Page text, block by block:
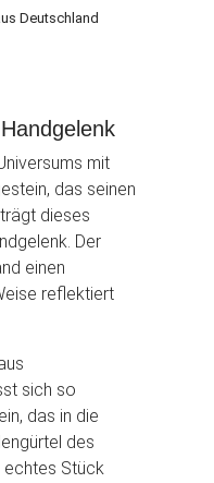
Deutschland
mit
das seinen
dieses
Der
einen
reflektiert
sich so
das in die
des
echtes Stück